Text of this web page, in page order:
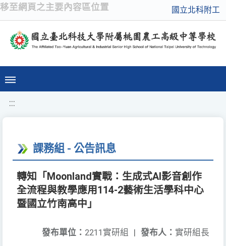
移至網頁之主要內容區位置 國立北科附工
:::
課務組 - 公告訊息
轉知「Moonland實戰：生成式AI影音創作
全流程與教學應用114-2藝術生活學科中心
暨國立竹南高中」
發布人： 實研組長
發布單位： 2211實研組 |